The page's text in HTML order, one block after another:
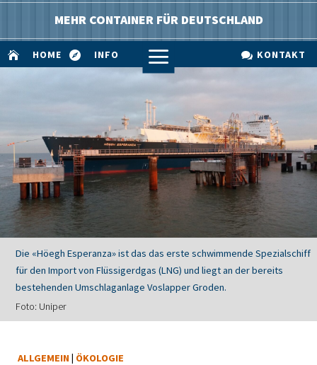
MEHR CONTAINER FÜR DEUTSCHLAND
 HOME  INFO a  KONTAKT
Die «Höegh Esperanza» ist das das erste schwimmende Spezialschiff
für den Import von Flüssigerdgas (LNG) und liegt an der bereits
bestehenden Umschlaganlage Voslapper Groden.
Foto: Uniper
ALLGEMEIN ÖKOLOGIE